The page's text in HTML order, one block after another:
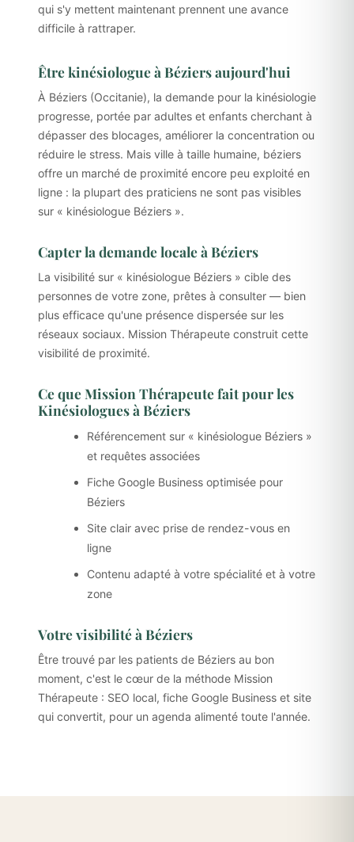
qui s'y mettent maintenant prennent une avance
difficile à rattraper.
Être kinésiologue à Béziers aujourd'hui
À Béziers (Occitanie), la demande pour la kinésiologie
progresse, portée par adultes et enfants cherchant à
dépasser des blocages, améliorer la concentration ou
réduire le stress. Mais ville à taille humaine, béziers
offre un marché de proximité encore peu exploité en
ligne : la plupart des praticiens ne sont pas visibles
sur « kinésiologue Béziers ».
Capter la demande locale à Béziers
La visibilité sur « kinésiologue Béziers » cible des
personnes de votre zone, prêtes à consulter — bien
plus efficace qu'une présence dispersée sur les
réseaux sociaux. Mission Thérapeute construit cette
visibilité de proximité.
Ce que Mission Thérapeute fait pour les
Kinésiologues à Béziers
Référencement sur « kinésiologue Béziers »
et requêtes associées
Fiche Google Business optimisée pour
Béziers
Site clair avec prise de rendez-vous en
ligne
Contenu adapté à votre spécialité et à votre
zone
Votre visibilité à Béziers
Être trouvé par les patients de Béziers au bon
moment, c'est le cœur de la méthode Mission
Thérapeute : SEO local, fiche Google Business et site
qui convertit, pour un agenda alimenté toute l'année.